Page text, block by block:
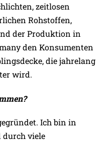
zeitlosen
Rohstoffen,
der Produktion in
den Konsumenten
die jahrelang
wird.
Ich bin in
durch viele